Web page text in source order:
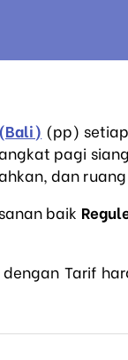
(pp)
pagi
dan
baik
Tarif